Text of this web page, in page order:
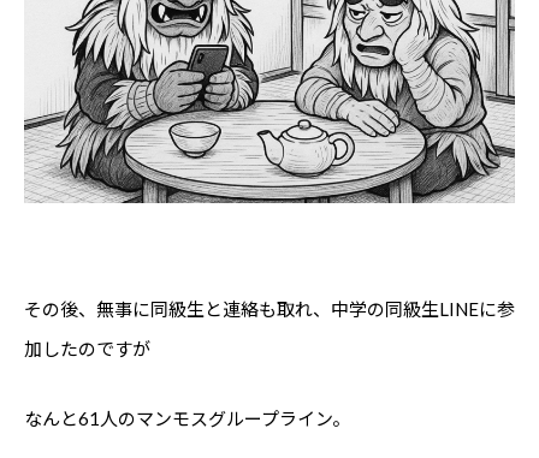
その後、無事に同級生と連絡も取れ、中学の同級生LINEに参
加したのですが
なんと61人のマンモスグループライン。